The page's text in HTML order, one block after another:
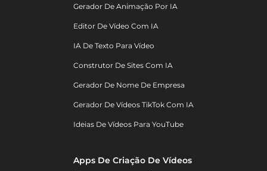
Gerador De Animação Por IA
Editor De Vídeo Com IA
IA De Texto Para Vídeo
Construtor De Sites Com IA
Gerador De Nome De Empresa
Gerador De Vídeos TikTok Com IA
Ideias De Vídeos Para YouTube
Apps De Criação De Vídeos